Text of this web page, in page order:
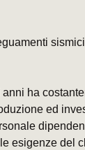
ha
ed
esigenze del